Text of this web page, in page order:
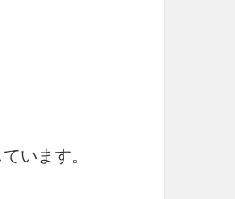
います。